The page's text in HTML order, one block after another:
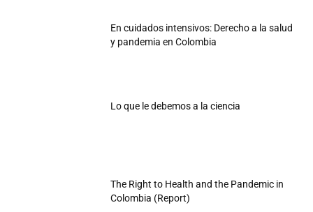
En cuidados intensivos: Derecho a la salud
y pandemia en Colombia
Lo que le debemos a la ciencia
The Right to Health and the Pandemic in
Colombia (Report)